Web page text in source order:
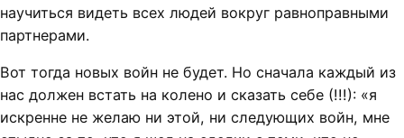
научиться видеть всех людей вокруг равноправными
партнерами.
Вот тогда новых войн не будет. Но сначала каждый из
нас должен встать на колено и сказать себе (!!!): «я
искренне не желаю ни этой, ни следующих войн, мне